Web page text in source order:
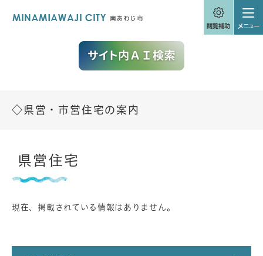
◇県営・市営住宅の案内
文県営住宅
現在、掲載されている情報はありません。